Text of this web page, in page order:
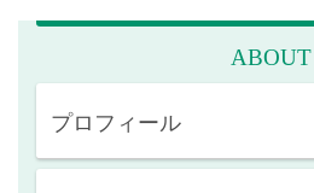
ABOUT
プロフィール